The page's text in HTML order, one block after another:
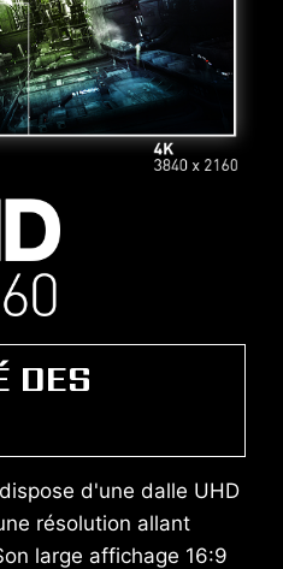
DES
d'une dalle UHD
résolution allant
large affichage 16:9